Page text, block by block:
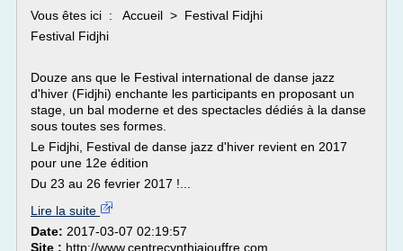
Vous êtes ici : Accueil > Festival Fidjhi
Festival Fidjhi
Douze ans que le Festival international de danse jazz
d'hiver (Fidjhi) enchante les participants en proposant un
stage, un bal moderne et des spectacles dédiés à la danse
sous toutes ses formes.
Le Fidjhi, Festival de danse jazz d'hiver revient en 2017
pour une 12e édition
Du 23 au 26 fevrier 2017 !...
Lire la suite
Date: 2017-03-07 02:19:57
Site : http://www.centrecynthiajouffre.com